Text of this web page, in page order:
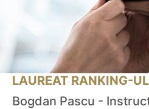
LAUREAT RANKING-
Bogdan Pascu -